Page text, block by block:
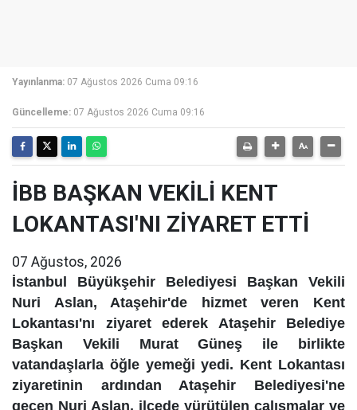
Yayınlanma: 07 Ağustos 2026 Cuma 09:16
Güncelleme: 07 Ağustos 2026 Cuma 09:16
İBB BAŞKAN VEKİLİ KENT
LOKANTASI'NI ZİYARET ETTİ
07 Ağustos, 2026
İstanbul Büyükşehir Belediyesi Başkan Vekili
Nuri Aslan, Ataşehir'de hizmet veren Kent
Lokantası'nı ziyaret ederek Ataşehir Belediye
Başkan Vekili Murat Güneş ile birlikte
vatandaşlarla öğle yemeği yedi. Kent Lokantası
ziyaretinin ardından Ataşehir Belediyesi'ne
geçen Nuri Aslan, ilçede yürütülen çalışmalar ve